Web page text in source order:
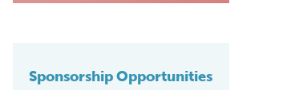
Sponsorship Opportunities